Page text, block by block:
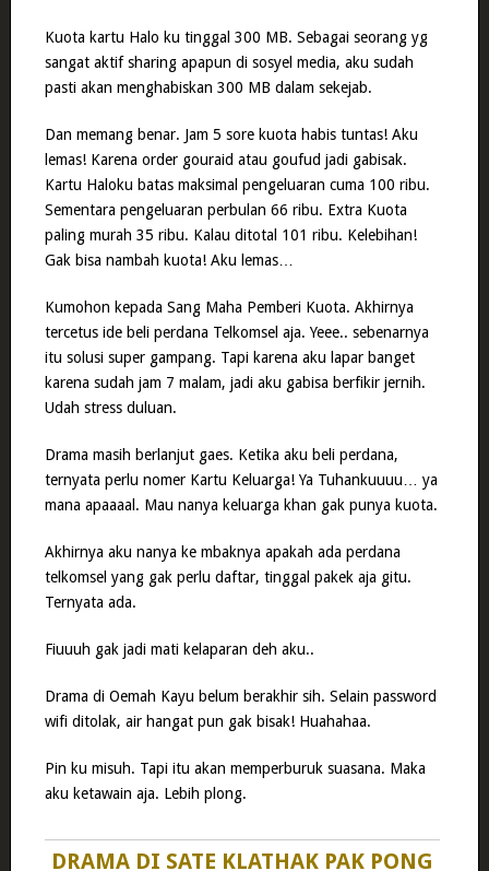
Kuota kartu Halo ku tinggal 300 MB. Sebagai seorang yg
sangat aktif sharing apapun di sosyel media, aku sudah
pasti akan menghabiskan 300 MB dalam sekejab.
Dan memang benar. Jam 5 sore kuota habis tuntas! Aku
lemas! Karena order gouraid atau goufud jadi gabisak.
Kartu Haloku batas maksimal pengeluaran cuma 100 ribu.
Sementara pengeluaran perbulan 66 ribu. Extra Kuota
paling murah 35 ribu. Kalau ditotal 101 ribu. Kelebihan!
Gak bisa nambah kuota! Aku lemas…
Kumohon kepada Sang Maha Pemberi Kuota. Akhirnya
tercetus ide beli perdana Telkomsel aja. Yeee.. sebenarnya
itu solusi super gampang. Tapi karena aku lapar banget
karena sudah jam 7 malam, jadi aku gabisa berfikir jernih.
Udah stress duluan.
Drama masih berlanjut gaes. Ketika aku beli perdana,
ternyata perlu nomer Kartu Keluarga! Ya Tuhankuuuu… ya
mana apaaaal. Mau nanya keluarga khan gak punya kuota.
Akhirnya aku nanya ke mbaknya apakah ada perdana
telkomsel yang gak perlu daftar, tinggal pakek aja gitu.
Ternyata ada.
Fiuuuh gak jadi mati kelaparan deh aku..
Drama di Oemah Kayu belum berakhir sih. Selain password
wifi ditolak, air hangat pun gak bisak! Huahahaa.
Pin ku misuh. Tapi itu akan memperburuk suasana. Maka
aku ketawain aja. Lebih plong.
DRAMA DI SATE KLATHAK PAK PONG